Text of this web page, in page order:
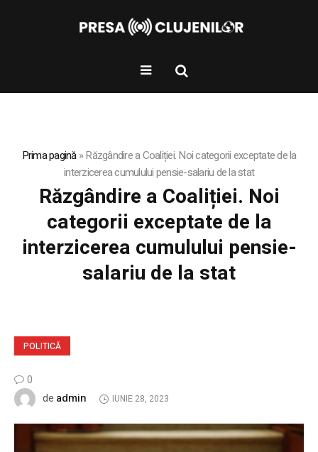
Prima pagină»Răzgândire a Coaliției. Noi categorii exceptate de la
interzicerea cumulului pensie-salariu de la stat
Răzgândire a Coaliției. Noi
categorii exceptate de la
interzicerea cumulului pensie-
salariu de la stat
POLITICĂ
0
de admin IUNIE 28, 2023